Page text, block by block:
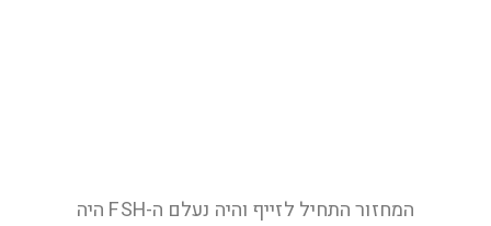
המחזור התחיל לזייף והיה נעלם ה-FSH היה